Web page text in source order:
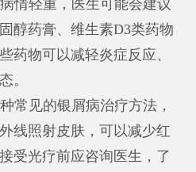
轻重，医生可能会建议
醇药膏、维生素D3类药物
药物可以减轻炎症反应、
。
见的银屑病治疗方法，
线照射皮肤，可以减少红
受光疗前应咨询医生，了